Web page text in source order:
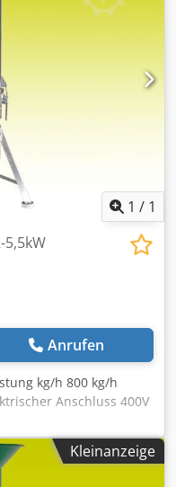
1 / 1
Anrufen
kg/h 800 kg/h
Anschluss 400V
Ioa Elektrische
690 mm Hoehe
/ AISI 304 Hoehe
Sieb 5mm
Kleinanzeige